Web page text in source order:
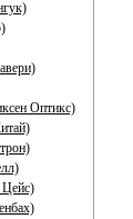
Оптикс)
Цейс)